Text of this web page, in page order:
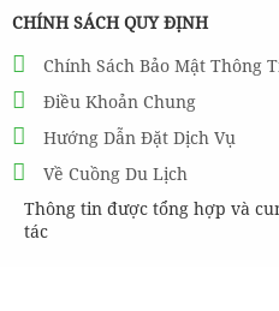
CHÍNH SÁCH QUY ĐỊNH
Chính Sách Bảo Mật Thông
Điều Khoản Chung
Hướng Dẫn Đặt Dịch Vụ
Về Cuồng Du Lịch
Thông tin được tổng hợp và
tác